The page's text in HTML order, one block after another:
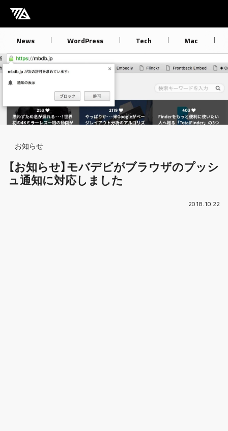
[M] mbdb [モバデビ]
News WordPress Tech Mac
Breadcrumb
お知らせ
【お知らせ】モバデビがブラウザのプッシ
ュ通知に対応しました
2018.10.22